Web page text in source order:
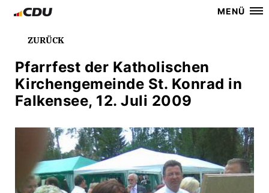
MENÜ
ZURÜCK
Pfarrfest der Katholischen
Kirchengemeinde St. Konrad in
Falkensee, 12. Juli 2009